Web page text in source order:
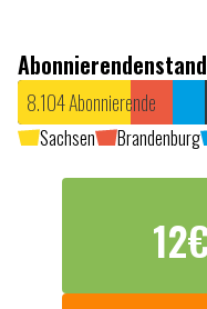
Abonnierendenstand
8.104Abonnierende
Sachsen Brandenburg